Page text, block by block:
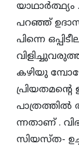
യാഥാര്‍ത്ഥ്യം
പറഞ്ഞ്‌
പിന്നെ
കഴിയു
ന്നതാണ്‌ .
സിയസ്‌ത-